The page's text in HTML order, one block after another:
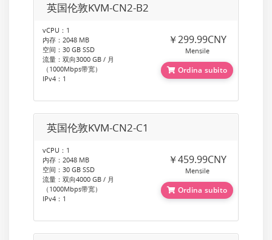
英国伦敦KVM-CN2-B2
vCPU：1
内存：2048 MB
空间：30 GB SSD
流量：双向3000 GB / 月
（1000Mbps带宽）
IPv4：1
￥299.99CNY
Mensile
Ordina subito
英国伦敦KVM-CN2-C1
vCPU：1
内存：2048 MB
空间：30 GB SSD
流量：双向4000 GB / 月
（1000Mbps带宽）
IPv4：1
￥459.99CNY
Mensile
Ordina subito